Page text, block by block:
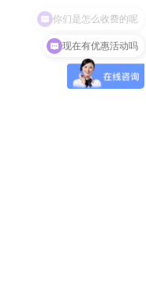
现在有优惠活动吗